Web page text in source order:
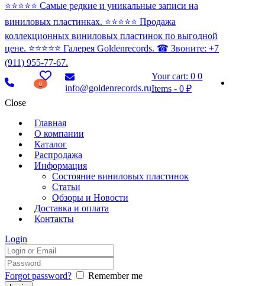
⭐️⭐️⭐️⭐️⭐️ Самые редкие и уникальные записи на
виниловых пластинках. ⭐️⭐️⭐️⭐️⭐️ Продажа
коллекционных виниловых пластинок по выгодной
цене. ⭐️⭐️⭐️⭐️⭐️ Галерея Goldenrecords. ☎ Звоните: +7
(911) 955-77-67.
0 info@goldenrecords.ru
Your cart: 00
Items -0 ₽
Close
Главная
О компании
Каталог
Распродажа
Информация
Состояние виниловых пластинок
Статьи
Обзоры и Новости
Доставка и оплата
Контакты
Login
Forgot password? Remember me